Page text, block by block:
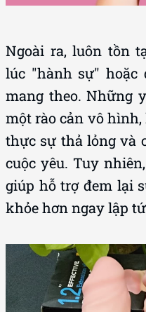
Ngoài ra, luôn tồn
lúc "hành sự" hoặc
mang theo. Những
một rào cản vô
thực sự thả lỏng và
cuộc yêu. Tuy
giúp hỗ trợ đem lại
khỏe hơn ngay lập